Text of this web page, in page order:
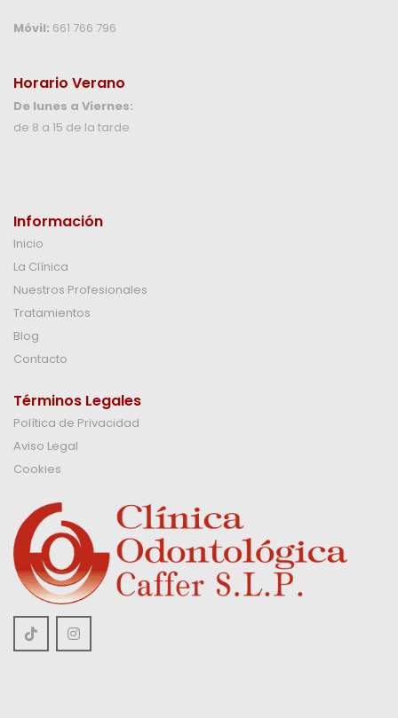
Móvil: 661 766 796
Horario Verano
De lunes a Viernes:
de 8 a 15 de la tarde
Información
Inicio
La Clínica
Nuestros Profesionales
Tratamientos
Blog
Contacto
Términos Legales
Política de Privacidad
Aviso Legal
Cookies